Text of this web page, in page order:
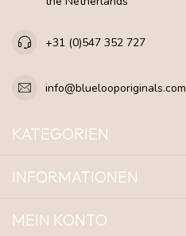
+31 (0)547 352 727
info@bluelooporiginals.com
KATEGORIEN
INFORMATIONEN
MEIN KONTO